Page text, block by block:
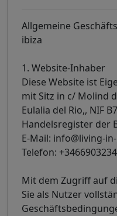
Allgemeine
ibiza
1. Website-Inhaber
Diese Website ist
mit Sitz in c/ Molind
Eulalia del Rio,, NIF
Handelsregister der
E-Mail: info@living-
Telefon:
Mit dem Zugriff auf
Sie als Nutzer